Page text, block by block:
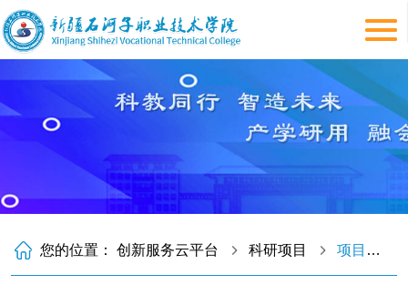
您的位置：创新服务云平台 科研项目 项目申报